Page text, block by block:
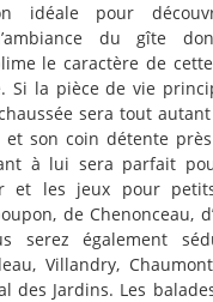
idéale pour
du gîte
le caractère de
Si la pièce de vie
sera tout
et son coin détente
à lui sera parfait
et les jeux pour
de Chenonceau,
serez également
Villandry,
des Jardins. Les